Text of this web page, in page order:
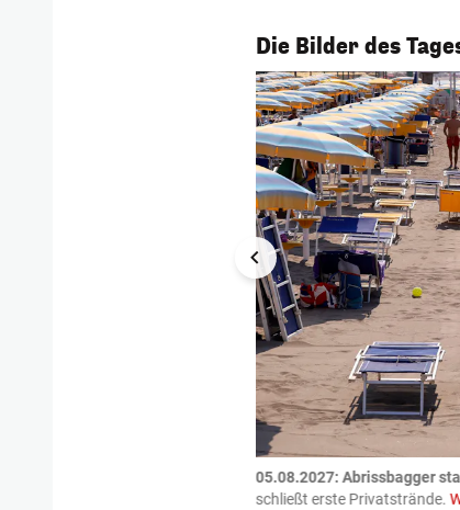
Die Bilder des
1/53
05.08.2027: Abrissbagger
schließt erste Privatstrände.